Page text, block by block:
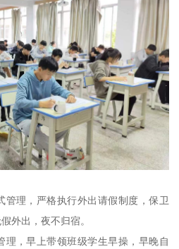
管理，严格执行外出请假制度，保卫
外出，夜不归宿。
理，早上带领班级学生早操，早晚自